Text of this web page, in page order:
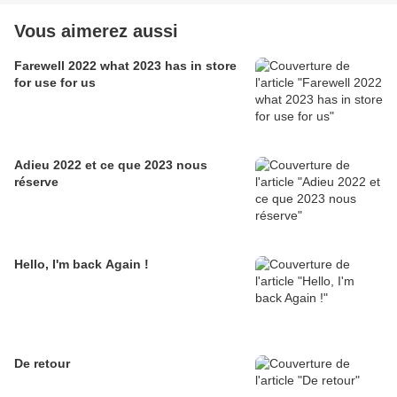
Vous aimerez aussi
Farewell 2022 what 2023 has in store
for use for us
Adieu 2022 et ce que 2023 nous
réserve
Hello, I'm back Again !
De retour